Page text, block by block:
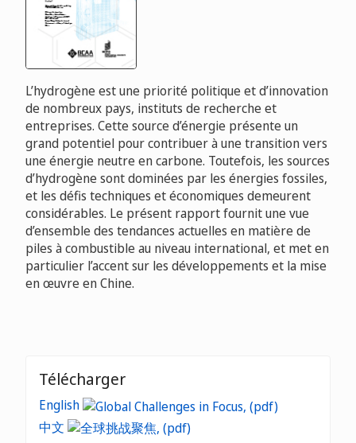
L’hydrogène est une priorité politique et d’innovation
de nombreux pays, instituts de recherche et
entreprises. Cette source d’énergie présente un
grand potentiel pour contribuer à une transition vers
une énergie neutre en carbone. Toutefois, les sources
d’hydrogène sont dominées par les énergies fossiles,
et les défis techniques et économiques demeurent
considérables. Le présent rapport fournit une vue
d’ensemble des tendances actuelles en matière de
piles à combustible au niveau international, et met en
particulier l’accent sur les développements et la mise
en œuvre en Chine.
Télécharger
English
中文